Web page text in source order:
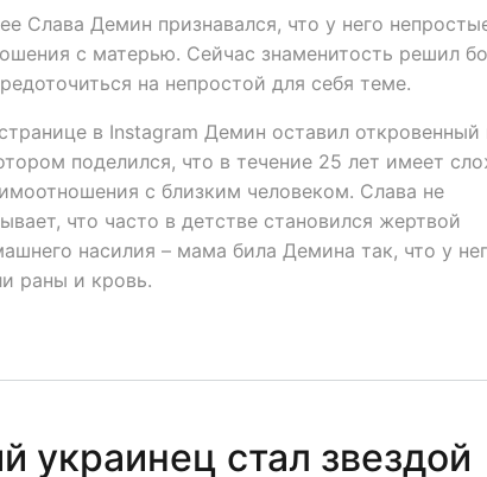
Слава Демин признавался, что у него
с матерью. Сейчас знаменитость решил
на непростой для себя теме.
в Instagram Демин оставил откровенный
поделился, что в течение 25 лет имеет
с близким человеком. Слава не
что часто в детстве становился жертвой
насилия – мама била Демина так, что у
раны и кровь.
украинец стал звездой